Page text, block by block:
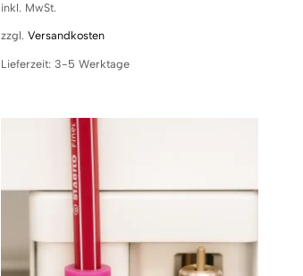
inkl. MwSt.
zzgl. Versandkosten
Lieferzeit: 3-5 Werktage